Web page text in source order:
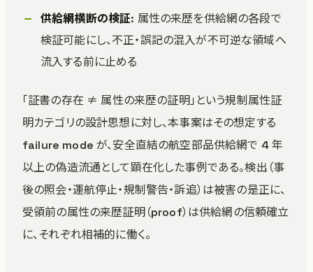
供給網横断の検証: 属性の来歴を供給網の各段で
検証可能にし、不正・誤記の混入が不可逆な領域へ
流入する前に止める
「証書の存在 ≠ 属性の来歴の証明」という規制属性証
明カテゴリの設計思想に対し、本事案はその想定する
failure mode が、安全直結の航空部品供給網で 4 年
以上の偽造流通として顕在化した事例である。検出（事
後の照会・運航停止・規制警告・訴追）は被害の是正に、
受領前の属性の来歴証明（proof）は供給網の信頼確立
に、それぞれ相補的に働く。